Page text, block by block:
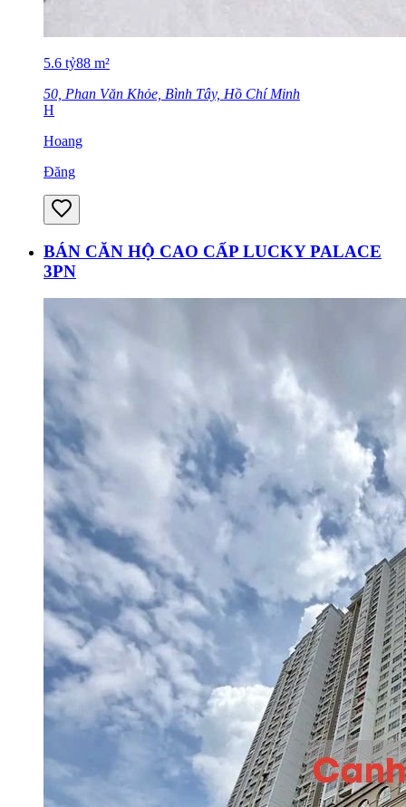
5.6 tỷ88 m²
50, Phan Văn Khỏe, Bình Tây, Hồ Chí Minh
H
Hoang
Đăng
BÁN CĂN HỘ CAO CẤP LUCKY PALACE
3PN